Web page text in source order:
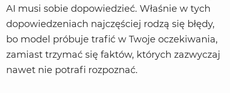
AI musi sobie dopowiedzieć. Właśnie w tych
dopowiedzeniach najczęściej rodzą się błędy,
bo model próbuje trafić w Twoje oczekiwania,
zamiast trzymać się faktów, których zazwyczaj
nawet nie potrafi rozpoznać.